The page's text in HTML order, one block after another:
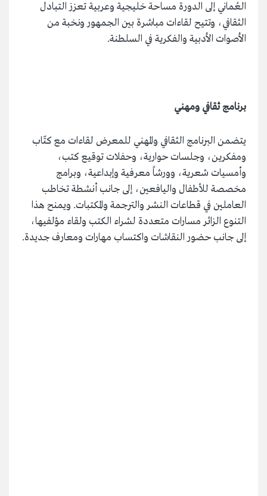
العُماني إلى الدورة مساحة خليجية وعربية تعزز التبادل
الثقافي، وتتيح لقاءات مباشرة بين الجمهور ونخبة من
الأصوات الأدبية والفكرية في السلطنة.
برنامج ثقافي ومهني
يتضمن البرنامج الثقافي والمهني للمعرض لقاءات مع كتّاب
ومفكرين، وجلسات حوارية، وحفلات توقيع كتب،
وأمسيات شعرية، وورشاً معرفية وإبداعية، وبرامج
مخصصة للأطفال واليافعين، إلى جانب أنشطة تخاطب
العاملين في قطاعات النشر والترجمة والمكتبات. ويمنح هذا
التنوع الزائر مسارات متعددة لشراء الكتب ولقاء مؤلفيها،
إلى جانب حضور النقاشات واكتساب مهارات ومعارف جديدة.